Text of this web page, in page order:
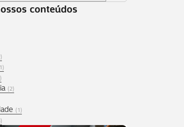
conteúdos
(2)
(1)